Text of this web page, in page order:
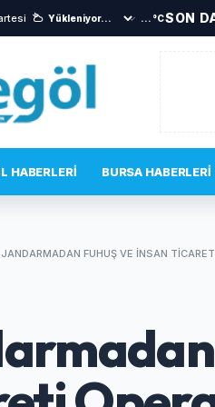
...°CSON
• Kaza anı güvenlik
HABERLERI BURSA HABERLERI
JANDARMADAN FUHUŞ VE İNSAN